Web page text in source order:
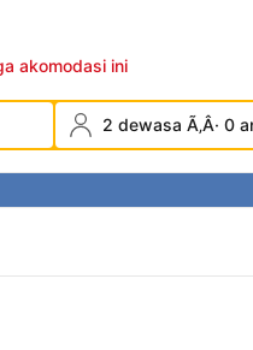
akomodasi ini
2 dewasa Ã‚Â· 0